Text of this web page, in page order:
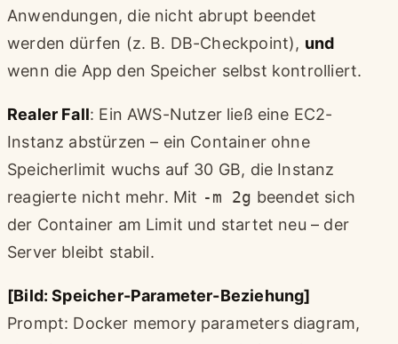
Anwendungen, die nicht abrupt beendet
werden dürfen (z. B. DB-Checkpoint), und
wenn die App den Speicher selbst kontrolliert.
Realer Fall: Ein AWS-Nutzer ließ eine EC2-
Instanz abstürzen – ein Container ohne
Speicherlimit wuchs auf 30 GB, die Instanz
reagierte nicht mehr. Mit -m 2g beendet sich
der Container am Limit und startet neu – der
Server bleibt stabil.
[Bild: Speicher-Parameter-Beziehung]
Prompt: Docker memory parameters diagram,